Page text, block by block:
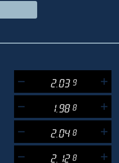
2.03 9
1.98 8
2.04 8
2.12 8